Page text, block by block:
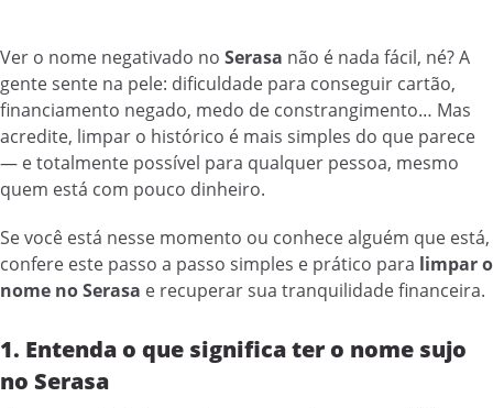
Ver o nome negativado no Serasa não é nada fácil, né? A
gente sente na pele: dificuldade para conseguir cartão,
financiamento negado, medo de constrangimento… Mas
acredite, limpar o histórico é mais simples do que parece
— e totalmente possível para qualquer pessoa, mesmo
quem está com pouco dinheiro.
Se você está nesse momento ou conhece alguém que está,
confere este passo a passo simples e prático para limpar o
nome no Serasa e recuperar sua tranquilidade financeira.
1. Entenda o que significa ter o nome sujo
no Serasa